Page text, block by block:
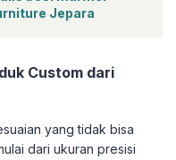
Jepara
Custom dari
yang tidak bisa
dari ukuran presisi